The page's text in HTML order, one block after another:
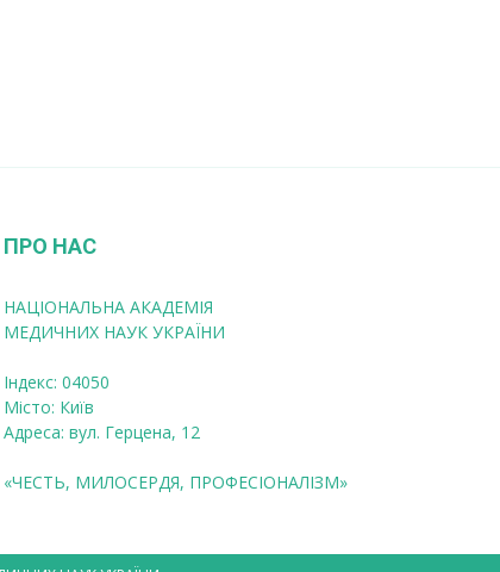
ПРО НАС
НАЦІОНАЛЬНА АКАДЕМІЯ
МЕДИЧНИХ НАУК УКРАЇНИ
Індекс: 04050
Місто: Київ
Адреса: вул. Герцена, 12
«ЧЕСТЬ, МИЛОСЕРДЯ, ПРОФЕСІОНАЛІЗМ»